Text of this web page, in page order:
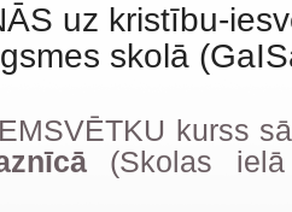
uz kristību-
skolā
kurss
(Skolas